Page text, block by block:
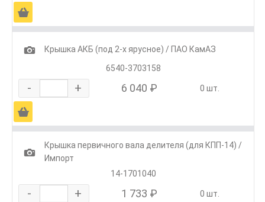
Ä
1
Крышка АКБ (под 2-х ярусное) / ПАО КамАЗ
6540-3703158
- + 6 040 ₽ 0 шт.
Ä
1
Крышка первичного вала делителя (для КПП-14) /
Импорт
14-1701040
- + 1 733 ₽ 0 шт.